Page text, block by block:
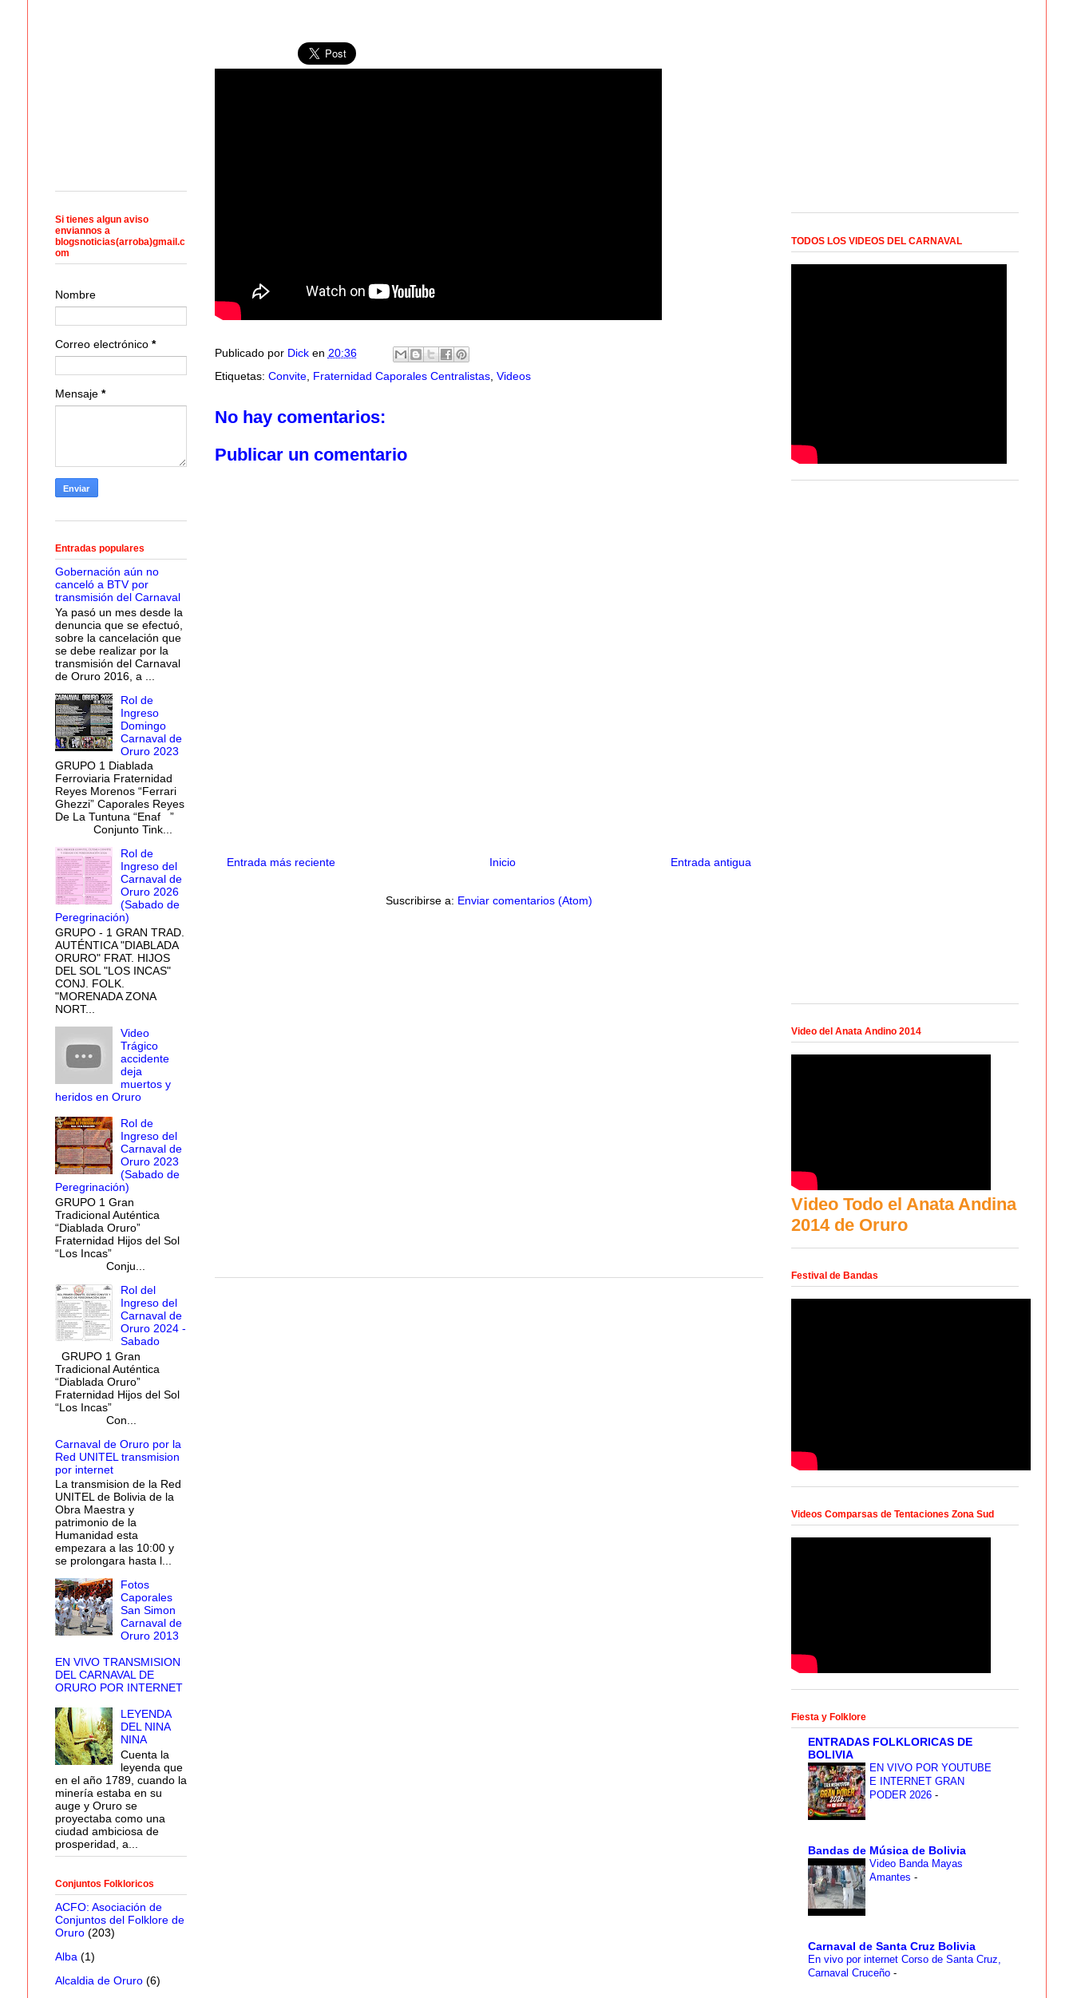
Publicado por Dick en 20:36
Etiquetas: Convite, Fraternidad Caporales Centralistas, Videos
No hay comentarios:
Publicar un comentario
Entrada más reciente Entrada antigua
Inicio
Suscribirse a: Enviar comentarios (Atom)
Si tienes algun aviso
enviannos a
blogsnoticias(arroba)gmail.c
om
Nombre
Correo electrónico *
Mensaje *
Entradas populares
Gobernación aún no
canceló a BTV por
transmisión del Carnaval
Ya pasó un mes desde la
denuncia que se efectuó,
sobre la cancelación que
se debe realizar por la
transmisión del Carnaval
de Oruro 2016, a ...
Rol de
Ingreso
Domingo
Carnaval de
Oruro 2023
GRUPO 1 Diablada
Ferroviaria Fraternidad
Reyes Morenos “Ferrari
Ghezzi” Caporales Reyes
De La Tuntuna “Enaf ”
Conjunto Tink...
Rol de
Ingreso del
Carnaval de
Oruro 2026
(Sabado de
Peregrinación)
GRUPO - 1 GRAN TRAD.
AUTÉNTICA "DIABLADA
ORURO" FRAT. HIJOS
DEL SOL "LOS INCAS"
CONJ. FOLK.
"MORENADA ZONA
NORT...
Video
Trágico
accidente
deja
muertos y
heridos en Oruro
Rol de
Ingreso del
Carnaval de
Oruro 2023
(Sabado de
Peregrinación)
GRUPO 1 Gran
Tradicional Auténtica
“Diablada Oruro”
Fraternidad Hijos del Sol
“Los Incas”
Conju...
Rol del
Ingreso del
Carnaval de
Oruro 2024 -
Sabado
GRUPO 1 Gran
Tradicional Auténtica
“Diablada Oruro”
Fraternidad Hijos del Sol
“Los Incas”
Con...
Carnaval de Oruro por la
Red UNITEL transmision
por internet
La transmision de la Red
UNITEL de Bolivia de la
Obra Maestra y
patrimonio de la
Humanidad esta
empezara a las 10:00 y
se prolongara hasta l...
Fotos
Caporales
San Simon
Carnaval de
Oruro 2013
EN VIVO TRANSMISION
DEL CARNAVAL DE
ORURO POR INTERNET
LEYENDA
DEL NINA
NINA
Cuenta la
leyenda que
en el año 1789, cuando la
minería estaba en su
auge y Oruro se
proyectaba como una
ciudad ambiciosa de
prosperidad, a...
Conjuntos Folkloricos
ACFO: Asociación de
Conjuntos del Folklore de
Oruro (203)
Alba (1)
Alcaldia de Oruro (6)
TODOS LOS VIDEOS DEL CARNAVAL
Video del Anata Andino 2014
Video Todo el Anata Andina
2014 de Oruro
Festival de Bandas
Videos Comparsas de Tentaciones Zona Sud
Fiesta y Folklore
ENTRADAS FOLKLORICAS DE
BOLIVIA
EN VIVO POR YOUTUBE
E INTERNET GRAN
PODER 2026 -
Bandas de Música de Bolivia
Video Banda Mayas
Amantes -
Carnaval de Santa Cruz Bolivia
En vivo por internet Corso de Santa Cruz,
Carnaval Cruceño -